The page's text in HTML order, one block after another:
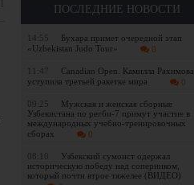
ПОСЛЕДНИЕ НОВОСТИ
14:55
Бухара примет очередной этап
«Uzbekistan Judo Tour»
0
11:47
Canadian Open. Камилла Рахимова
уступила третьей ракетке мира
0
09:25
Мужская и женская сборные
Узбекистана по регби-7 примут участие в
международных учебно-тренировочных
сборах
0
08:10
Узбекский сумоист одержал
историческую победу над соперником,
который почти втрое тяжелее (ВИДЕО)